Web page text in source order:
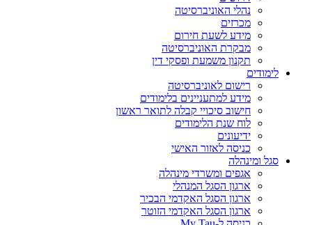
נהלי האוניברסיטה
מכרזים
מידע לשעת חירום
מבקרת האוניברסיטה
תקנון משמעת ופסקי דין
לימודים
רישום לאוניברסיטה
מידע למתעניינים בלימודים
חישוב סיכויי קבלה לתואר ראשון
לוח שנת הלימודים
ידיעונים
כניסה לאזור האישי
סגל ומינהלה
אגפים ומשרדי מינהלה
ארגון הסגל המנהלי
ארגון הסגל האקדמי הבכיר
ארגון הסגל האקדמי הזוטר